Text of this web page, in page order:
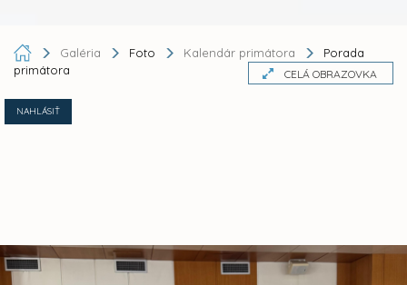
Galéria Foto Kalendár primátora
Porada
primátora
CELÁ OBRAZOVKA
NAHLÁSIŤ